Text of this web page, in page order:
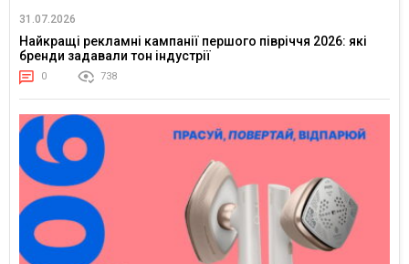
31.07.2026
Найкращі рекламні кампанії першого півріччя 2026: які
бренди задавали тон індустрії
0 738